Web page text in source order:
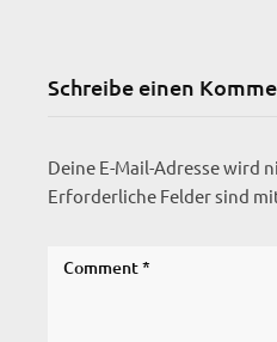
Schreibe einen
Deine E-Mail-Adresse wird
Erforderliche Felder sind